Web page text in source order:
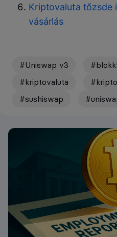
Kriptovaluta tőzsde
vásárlás
#Uniswap v3
#kriptovaluta
#sushiswap